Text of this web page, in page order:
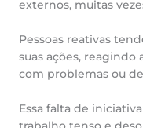
externos, muitas
Pessoas reativas
suas ações,
com problemas ou
Essa falta de